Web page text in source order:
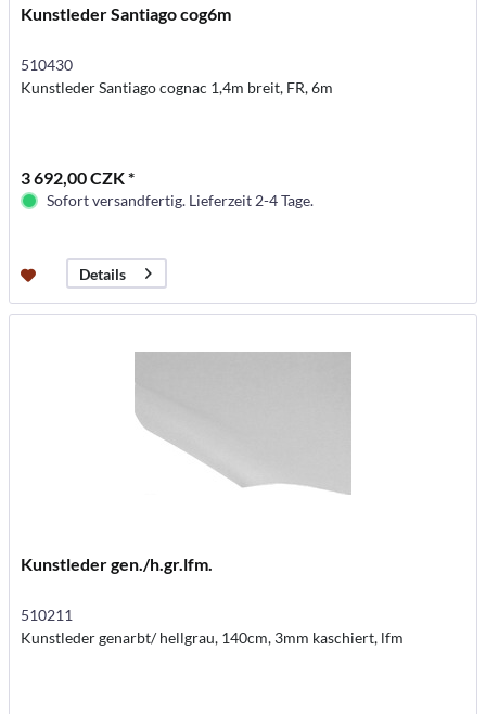
Kunstleder Santiago cog6m
510430
Kunstleder Santiago cognac 1,4m breit, FR, 6m
3 692,00 CZK *
Sofort versandfertig. Lieferzeit 2-4 Tage.
Details
Kunstleder gen./h.gr.lfm.
510211
Kunstleder genarbt/ hellgrau, 140cm, 3mm kaschiert, lfm